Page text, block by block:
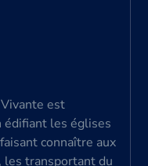
est
édifiant les églises
connaître aux
transportant du